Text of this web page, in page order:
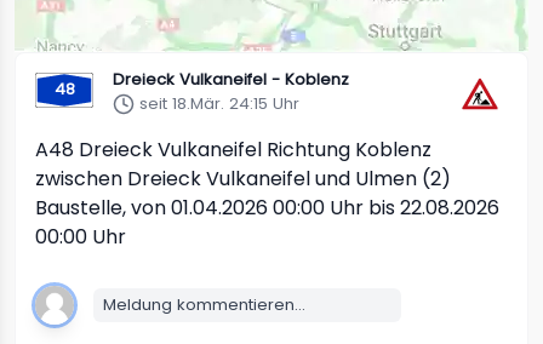
48
Dreieck Vulkaneifel - Koblenz
seit 18.Mär. 24:15 Uhr
A48 Dreieck Vulkaneifel Richtung Koblenz
zwischen Dreieck Vulkaneifel und Ulmen (2)
Baustelle, von 01.04.2026 00:00 Uhr bis 22.08.2026
00:00 Uhr
Meldung kommentieren...